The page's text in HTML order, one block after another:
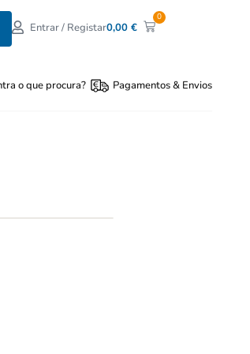
Entrar / Registar0,00€
0
o que procura? Pagamentos & Envios